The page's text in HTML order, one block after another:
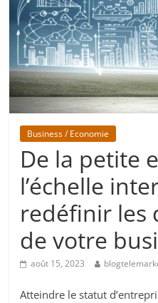
Business / Economie
De la petite
l’échelle
redéfinir les
de votre
août 15, 2023
Atteindre le statut